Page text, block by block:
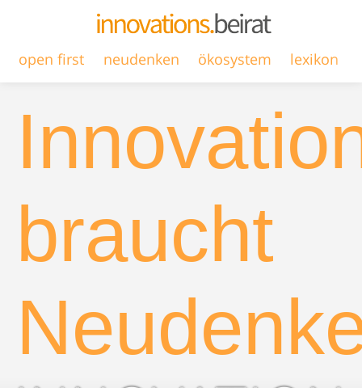
open first neudenken ökosystem lexikon
braucht